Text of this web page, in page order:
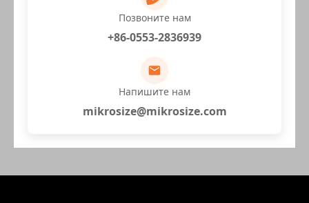
Позвоните нам
+86-0553-2836939
Напишите нам
mikrosize@mikrosize.com